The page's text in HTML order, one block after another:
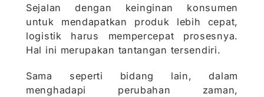
Sejalan dengan keinginan konsumen
untuk mendapatkan produk lebih cepat,
logistik harus mempercepat prosesnya.
Hal ini merupakan tantangan tersendiri.
Sama seperti bidang lain, dalam
menghadapi perubahan zaman,